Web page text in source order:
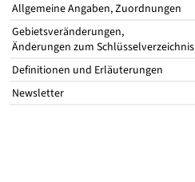
Allgemeine Angaben, Zuordnungen
Gebietsveränderungen,
Änderungen zum Schlüsselverzeichnis
Definitionen und Erläuterungen
Newsletter